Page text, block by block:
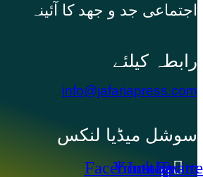
اجتماعی جد و جهد کا آئینہ
info@jafariapress.com​
سوشل میڈیا لنکس
Facebook-
Youtube
Instagram